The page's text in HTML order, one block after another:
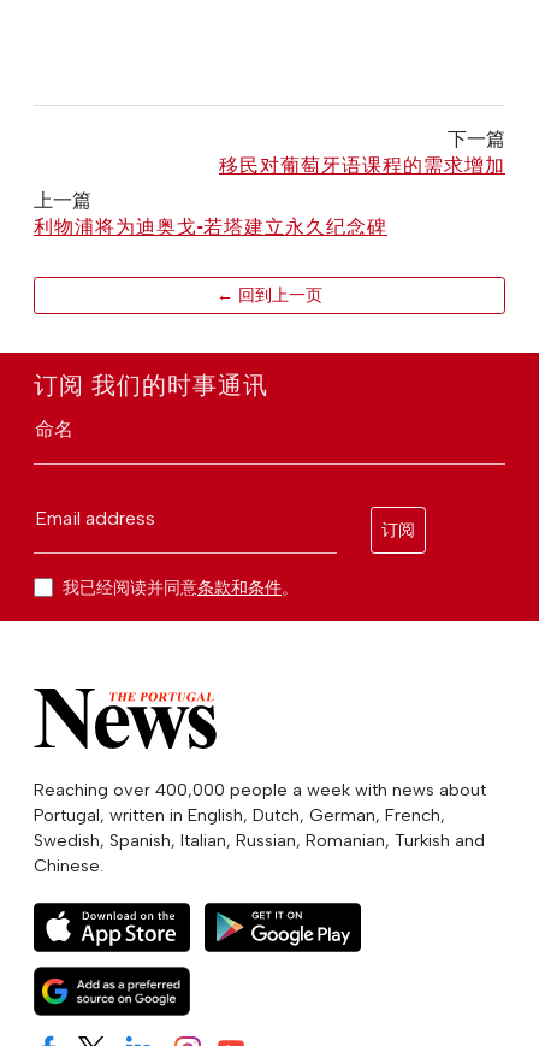
下一篇
移民对葡萄牙语课程的需求增加
上一篇
利物浦将为迪奥戈-若塔建立永久纪念碑
← 回到上一页
订阅 我们的时事通讯
命名
Email address
订阅
我已经阅读并同意条款和条件。
Reaching over 400,000 people a week with news about
Portugal, written in English, Dutch, German, French,
Swedish, Spanish, Italian, Russian, Romanian, Turkish and
Chinese.